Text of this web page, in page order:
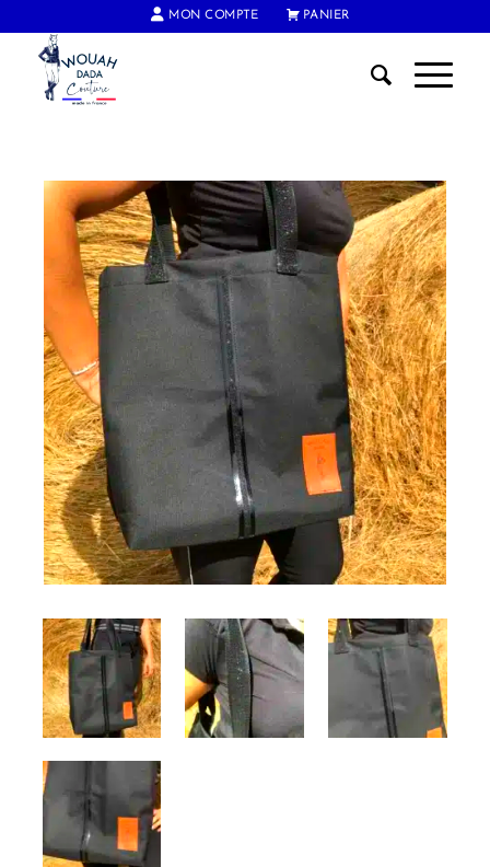
MON COMPTE PANIER